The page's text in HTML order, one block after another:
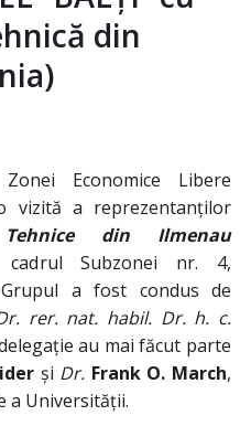
din
Economice Libere
vizită a reprezentanților
din Ilmenau
cadrul Subzonei nr. 4,
a fost condus de
rer. nat. habil. Dr. h. c.
au mai făcut parte
și Dr. Frank O. March,
a Universității.